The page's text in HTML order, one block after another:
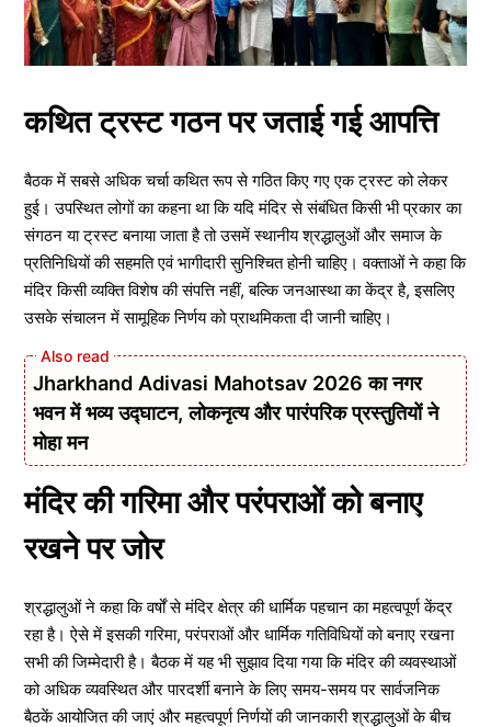
कथित ट्रस्ट गठन पर जताई गई आपत्ति
बैठक में सबसे अधिक चर्चा कथित रूप से गठित किए गए एक ट्रस्ट को लेकर
हुई। उपस्थित लोगों का कहना था कि यदि मंदिर से संबंधित किसी भी प्रकार का
संगठन या ट्रस्ट बनाया जाता है तो उसमें स्थानीय श्रद्धालुओं और समाज के
प्रतिनिधियों की सहमति एवं भागीदारी सुनिश्चित होनी चाहिए। वक्ताओं ने कहा कि
मंदिर किसी व्यक्ति विशेष की संपत्ति नहीं, बल्कि जनआस्था का केंद्र है, इसलिए
उसके संचालन में सामूहिक निर्णय को प्राथमिकता दी जानी चाहिए।
Jharkhand Adivasi Mahotsav 2026 का नगर
भवन में भव्य उद्घाटन, लोकनृत्य और पारंपरिक प्रस्तुतियों ने
मोहा मन
मंदिर की गरिमा और परंपराओं को बनाए
रखने पर जोर
श्रद्धालुओं ने कहा कि वर्षों से मंदिर क्षेत्र की धार्मिक पहचान का महत्वपूर्ण केंद्र
रहा है। ऐसे में इसकी गरिमा, परंपराओं और धार्मिक गतिविधियों को बनाए रखना
सभी की जिम्मेदारी है। बैठक में यह भी सुझाव दिया गया कि मंदिर की व्यवस्थाओं
को अधिक व्यवस्थित और पारदर्शी बनाने के लिए समय-समय पर सार्वजनिक
बैठकें आयोजित की जाएं और महत्वपूर्ण निर्णयों की जानकारी श्रद्धालुओं के बीच